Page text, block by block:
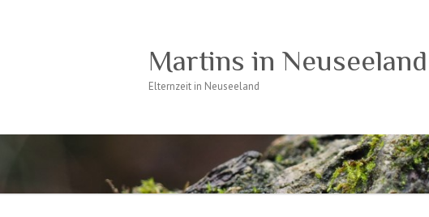
Martins in Neuseeland
Elternzeit in Neuseeland